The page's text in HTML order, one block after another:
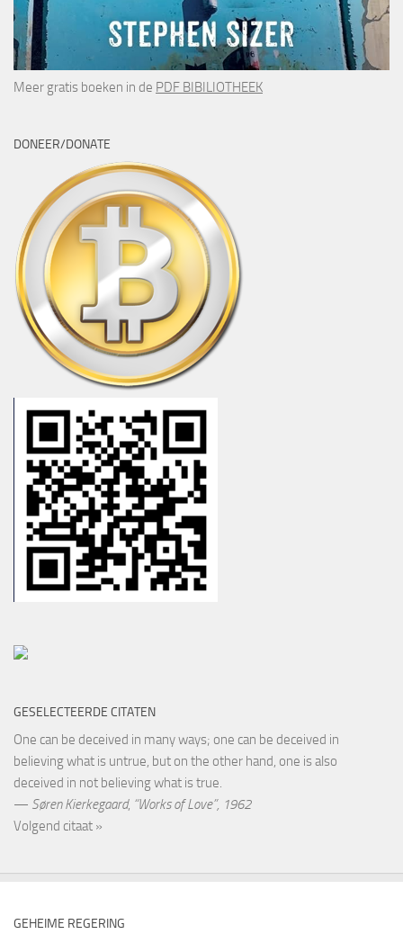
Meer gratis boeken in de PDF BIBILIOTHEEK
DONEER/DONATE
GESELECTEERDE CITATEN
One can be deceived in many ways; one can be deceived in
believing what is untrue, but on the other hand, one is also
deceived in not believing what is true.
— Søren Kierkegaard, “Works of Love”, 1962
Volgend citaat »
GEHEIME REGERING